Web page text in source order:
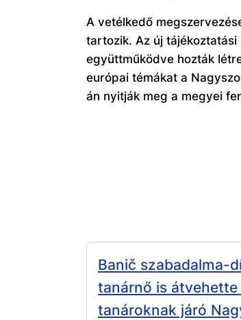
A vetélkedő
tartozik. Az új
együttműködve hozták
európai témákat a
án nyitják meg a megyei
Banič szabadalma-
tanárnő is
tanároknak járó